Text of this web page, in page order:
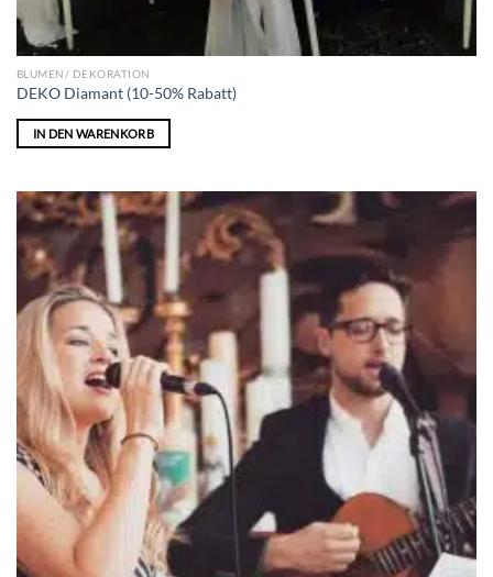
BLUMEN/ DEKORATION
DEKO Diamant (10-50% Rabatt)
IN DEN WARENKORB